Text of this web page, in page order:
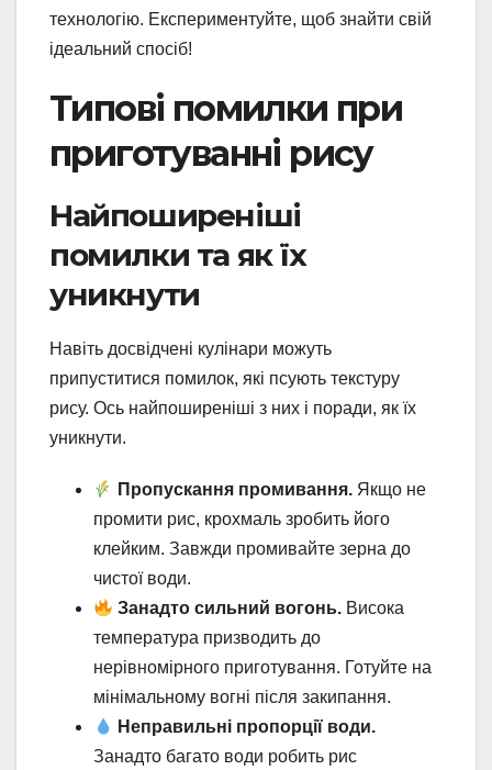
технологію. Експериментуйте, щоб знайти свій
ідеальний спосіб!
Типові помилки при
приготуванні рису
Найпоширеніші
помилки та як їх
уникнути
Навіть досвідчені кулінари можуть
припуститися помилок, які псують текстуру
рису. Ось найпоширеніші з них і поради, як їх
уникнути.
Пропускання промивання. Якщо не
промити рис, крохмаль зробить його
клейким. Завжди промивайте зерна до
чистої води.
Занадто сильний вогонь. Висока
температура призводить до
нерівномірного приготування. Готуйте на
мінімальному вогні після закипання.
Неправильні пропорції води.
Занадто багато води робить рис